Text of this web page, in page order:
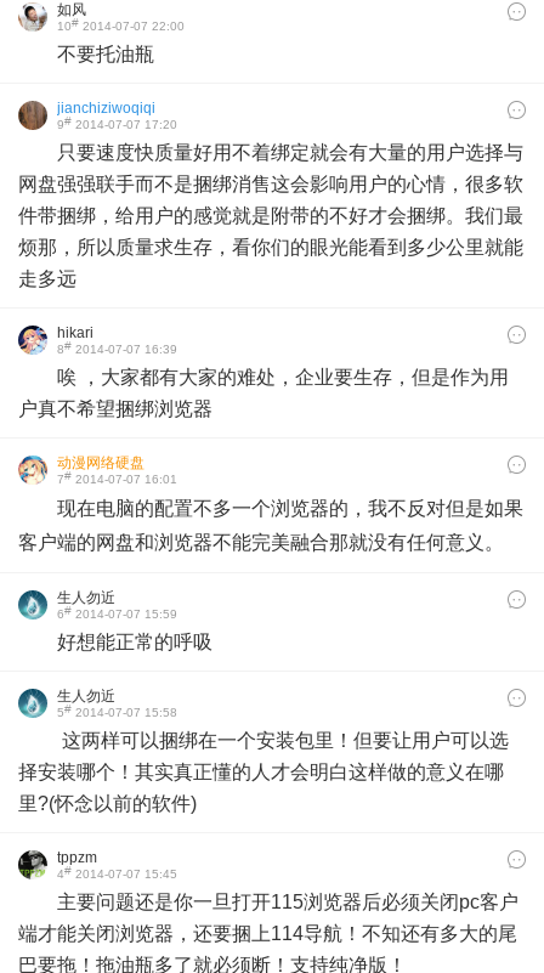
如风
10# 2014-07-07 22:00
不要托油瓶
jianchiziwoqiqi
9# 2014-07-07 17:20
只要速度快质量好用不着绑定就会有大量的用户选择与
网盘强强联手而不是捆绑消售这会影响用户的心情，很多软
件带捆绑，给用户的感觉就是附带的不好才会捆绑。我们最
烦那，所以质量求生存，看你们的眼光能看到多少公里就能
走多远
hikari
8# 2014-07-07 16:39
唉 ，大家都有大家的难处，企业要生存，但是作为用
户真不希望捆绑浏览器
动漫网络硬盘
7# 2014-07-07 16:01
现在电脑的配置不多一个浏览器的，我不反对但是如果
客户端的网盘和浏览器不能完美融合那就没有任何意义。
生人勿近
6# 2014-07-07 15:59
好想能正常的呼吸
生人勿近
5# 2014-07-07 15:58
这两样可以捆绑在一个安装包里！但要让用户可以选
择安装哪个！其实真正懂的人才会明白这样做的意义在哪
里?(怀念以前的软件)
tppzm
4# 2014-07-07 15:45
主要问题还是你一旦打开115浏览器后必须关闭pc客户
端才能关闭浏览器，还要捆上114导航！不知还有多大的尾
巴要拖！拖油瓶多了就必须断！支持纯净版！​​